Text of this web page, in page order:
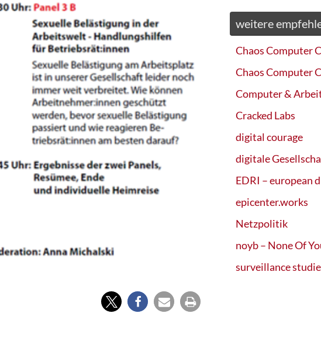
weitere
Chaos Computer
Chaos Computer
Computer &
Cracked Labs
digital courage
digitale
EDRI – european
epicenter.works
Netzpolitik
noyb – None Of
surveillance